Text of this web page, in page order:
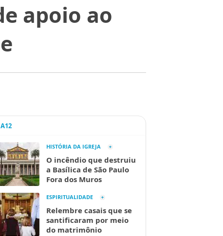
apoio ao
HISTÓRIA DA IGREJA
O incêndio que destruiu
a Basílica de São Paulo
Fora dos Muros
ESPIRITUALIDADE
Relembre casais que se
santificaram por meio
do matrimônio